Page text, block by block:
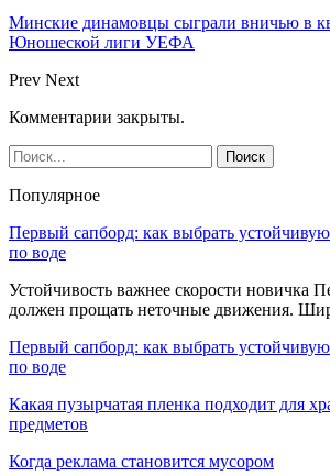
Минские динамовцы сыграли вничью в
Юношеской лиги УЕФА
Prev Next
Комментарии закрыты.
Популярное
Первый сапборд: как выбрать
по воде
Устойчивость важнее скорости новичка
должен прощать неточные движения.
Первый сапборд: как выбрать
по воде
Какая пузырчатая пленка подходит для
предметов
Когда реклама становится мусором